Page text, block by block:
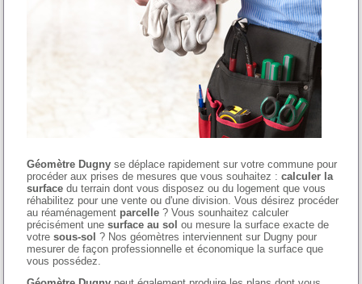
Géomètre Dugny se déplace rapidement sur votre commune pour
procéder aux prises de mesures que vous souhaitez :calculer la
surface du terrain dont vous disposez ou du logement que vous
réhabilitez pour une vente ou d'une division. Vous désirez procéder
au réaménagement parcelle ? Vous sounhaitez calculer
précisément unesurface au sol ou mesure la surface exacte de
votresous-sol ? Nos géomètres interviennent sur Dugny pour
mesurer de façon professionnelle et économique la surface que
vous possédez.